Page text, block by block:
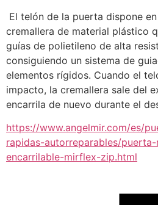
cremallera de material plástico
guías de polietileno de alta
consiguiendo un sistema de
elementos rígidos. Cuando el
impacto, la cremallera sale del
encarrila de nuevo durante el
https://www.angelmir.com/es/
rapidas-autorreparables/
encarrilable-mirflex-zip.html